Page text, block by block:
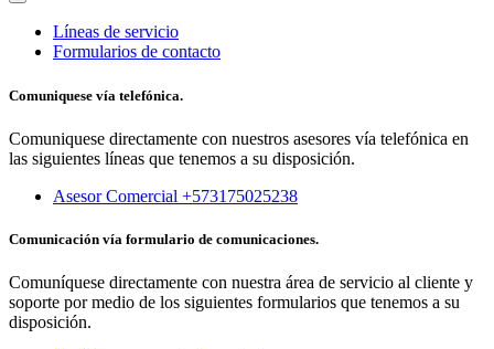
Líneas de servicio
Formularios de contacto
Comuniquese vía telefónica.
Comuniquese directamente con nuestros asesores vía telefónica en
las siguientes líneas que tenemos a su disposición.
Asesor Comercial +573175025238
Comunicación vía formulario de comunicaciones.
Comuníquese directamente con nuestra área de servicio al cliente y
soporte por medio de los siguientes formularios que tenemos a su
disposición.